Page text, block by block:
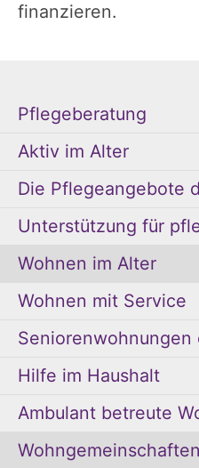
finanzieren.
Pflegeberatung
Aktiv im Alter
Die Pflegeangebote
Unterstützung für
Wohnen im Alter
Wohnen mit Service
Seniorenwohnungen
Hilfe im Haushalt
Ambulant betreute